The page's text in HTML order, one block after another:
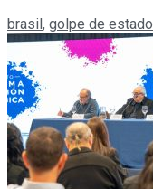
brasil, golpe de estado